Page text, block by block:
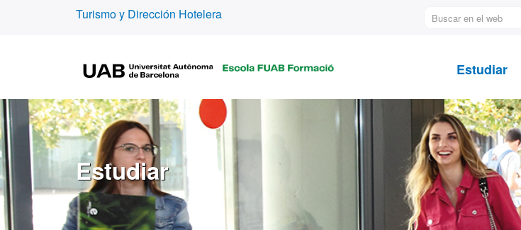
Turismo y Dirección Hotelera
Buscar
B
Estudiar
Estudiar